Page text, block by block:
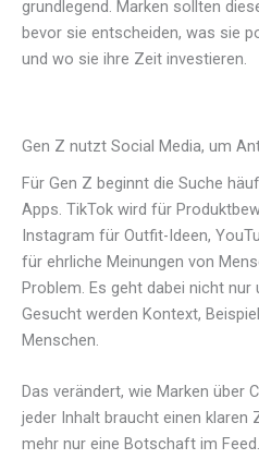
grundlegend. Marken sollten
bevor sie entscheiden, was sie
und wo sie ihre Zeit investieren.
Gen Z nutzt Social Media, um
Für Gen Z beginnt die Suche
Apps. TikTok wird für
Instagram für Outfit-Ideen,
für ehrliche Meinungen von
Problem. Es geht dabei nicht
Gesucht werden Kontext,
Menschen.
Das verändert, wie Marken über
jeder Inhalt braucht einen klaren
mehr nur eine Botschaft im